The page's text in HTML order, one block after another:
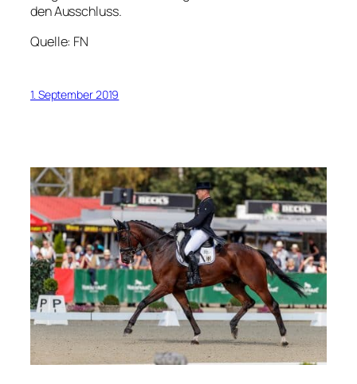
den Ausschluss.
Quelle: FN
1. September 2019